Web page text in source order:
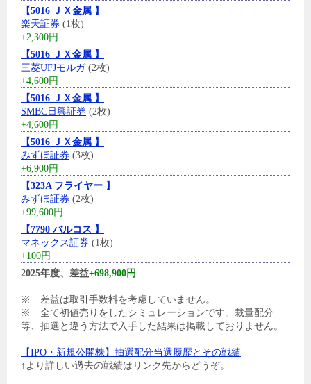
【5016 ＪＸ金属 】
楽天証券 (1枚)
+2,300円
【5016 ＪＸ金属 】
三菱UFJモルガ(2枚)
+4,600円
【5016 ＪＸ金属 】
SMBC日興証券 (2枚)
+4,600円
【5016 ＪＸ金属 】
みずほ証券 (3枚)
+6,900円
【323A フライヤー 】
みずほ証券 (2枚)
+99,600円
【7790 バルコス 】
マネックス証券 (1枚)
+100円
2025年度、差益+698,900円
※ 差益は取引手数料を考慮していません。
※ 全て初値売りをしたシミュレーションです。裁量配分
等、抽選と違う方法で入手した結果は掲載しておりません。
【IPO・新規公開株】抽選配分当選履歴とその戦績
↑より詳しい過去の戦績はリンク先からどうぞ。